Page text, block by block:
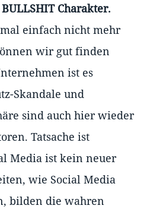
Charakter.
einfach nicht mehr
wir gut finden
ist es
Skandale und
sind auch hier wieder
Tatsache ist
Media ist kein neuer
wie Social Media
bilden die wahren